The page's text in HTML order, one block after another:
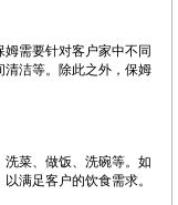
需要针对客户家中不同
洁等。除此之外，保姆
菜、做饭、洗碗等。如
满足客户的饮食需求。